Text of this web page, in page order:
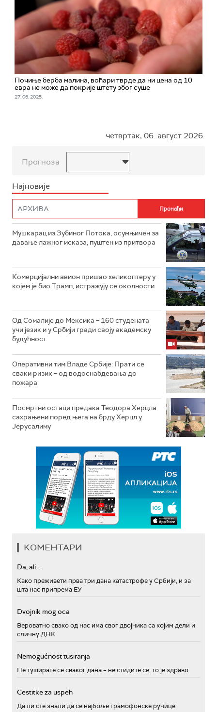
Почиње берба малина, воћари тврде да ни цена од 10
евра не може да покрије штету због суше
27. 06. 2025.
четвртак, 06. август 2026.
Прогноза
Најновије
Мушкарац из Зубиног Потока, осумњичен за
давање лажног исказа, пуштен из притвора
Комерцијални авион пришао хеликоптеру у
којем је био Трамп, истражују се околности
Од Сомалије до Мексика – 160 студената
учи језик и у Србији гради своју академску
будућност
Оперативни тим Владе Србије: Прати се
сваки ризик – од водоснабдевања до
пожара
Посмртни остаци предака Теодора Херцла
сахрањени поред њега на брду Херцл у
Јерусалиму
КОМЕНТАРИ
Da, ali...
Како преживети прва три дана катастрофе у Србији, и за
шта нас припрема ЕУ
Dvojnik mog oca
Вероватно свако од нас има свог двојника са којим дели и
сличну ДНК
Nemogućnost tusiranja
Не туширате се сваког дана – не стидите се, то је здраво
Cestitke za uspeh
Да ли сте знали да се најбоље грамофонске ручице